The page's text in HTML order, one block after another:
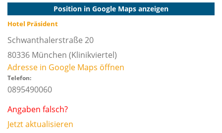
Position in Google Maps anzeigen
Hotel Präsident
Schwanthalerstraße 20
80336 München (Klinikviertel)
Adresse in Google Maps öffnen
Telefon:
0895490060
Angaben falsch?
Jetzt aktualisieren